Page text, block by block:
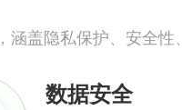
涵盖隐私保护、安全
数据安全